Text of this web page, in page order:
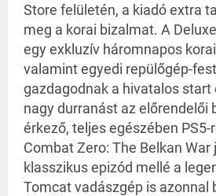
Store felületén, a kiadó extra
meg a korai bizalmat. A
egy exkluzív háromnapos
valamint egyedi repülőgép-
gazdagodnak a hivatalos start
nagy durranást az előrendelői
érkező, teljes egészében PS5-
Combat Zero: The Belkan
klasszikus epizód mellé a
Tomcat vadászgép is azonnal